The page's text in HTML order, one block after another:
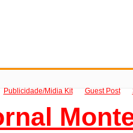
Publicidade/Midia Kit Guest Post